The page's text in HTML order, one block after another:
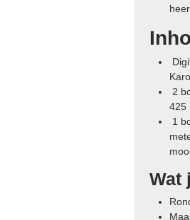
2
425
1
Wat